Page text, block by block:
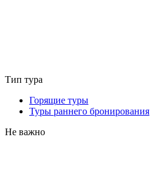
Тип тура
Горящие туры
Туры раннего бронирования
Не важно